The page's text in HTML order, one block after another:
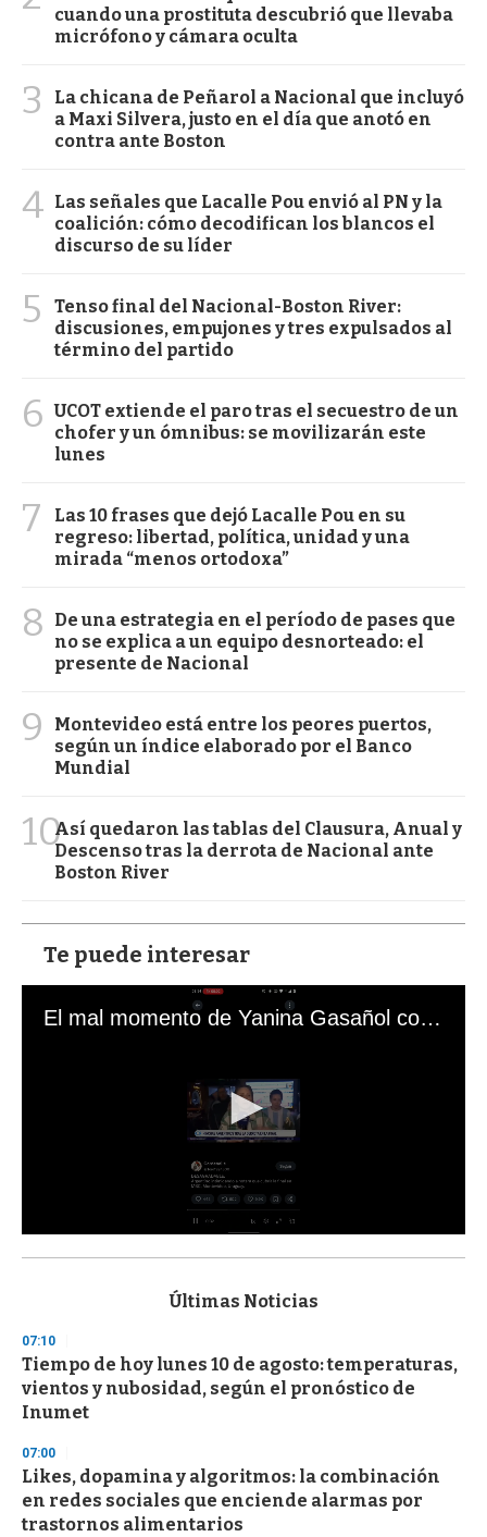
cuando una prostituta descubrió que llevaba
micrófono y cámara oculta
3
La chicana de Peñarol a Nacional que incluyó
a Maxi Silvera, justo en el día que anotó en
contra ante Boston
4 Las señales que Lacalle Pou envió al PN y la
coalición: cómo decodifican los blancos el
discurso de su líder
5
Tenso final del Nacional-Boston River:
discusiones, empujones y tres expulsados al
término del partido
6 UCOT extiende el paro tras el secuestro de un
chofer y un ómnibus: se movilizarán este
lunes
7
Las 10 frases que dejó Lacalle Pou en su
regreso: libertad, política, unidad y una
mirada “menos ortodoxa”
8
De una estrategia en el período de pases que
no se explica a un equipo desnorteado: el
presente de Nacional
9
Montevideo está entre los peores puertos,
según un índice elaborado por el Banco
Mundial
10Así quedaron las tablas del Clausura, Anual y
Descenso tras la derrota de Nacional ante
Boston River
Te puede interesar
El mal momento de Yanina Gasañol con un hincha argentino en "Subrayado"
s
d
s
o
f
3
s
e
c
o
n
Últimas Noticias
07:10
Tiempo de hoy lunes 10 de agosto: temperaturas,
vientos y nubosidad, según el pronóstico de
Inumet
07:00
Likes, dopamina y algoritmos: la combinación
en redes sociales que enciende alarmas por
trastornos alimentarios